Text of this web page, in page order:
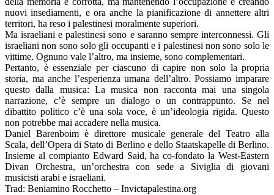
nuovi insediamenti, e ora anche la pianificazione di annettere altri
territori, ha reso i palestinesi moralmente superiori.
Ma israeliani e palestinesi sono e saranno sempre interconnessi. Gli
israeliani non sono solo gli occupanti e i palestinesi non sono solo le
vittime. Ognuno vale l’altro, ma insieme, sono complementari.
Pertanto, è essenziale per ciascuno di capire non solo la propria
storia, ma anche l’esperienza umana dell’altro. Possiamo imparare
questo dalla musica: La musica non racconta mai una singola
narrazione, c’è sempre un dialogo o un contrappunto. Se nel
dibattito politico c’è una sola voce, è un’ideologia rigida. Questo
non potrebbe mai accadere nella musica.
Daniel Barenboim è direttore musicale generale del Teatro alla
Scala, dell’Opera di Stato di Berlino e dello Staatskapelle di Berlino.
Insieme al compianto Edward Said, ha co-fondato la West-Eastern
Divan Orchestra, un’orchestra con sede a Siviglia di giovani
musicisti arabi e israeliani.
Trad: Beniamino Rocchetto – Invictapalestina.org